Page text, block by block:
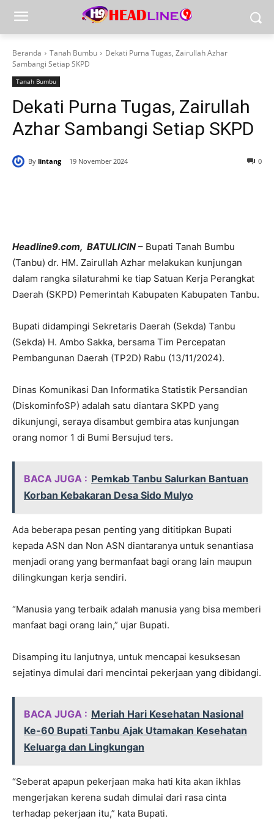
Beranda Tanah Bumbu
Dekati Purna Tugas, Zairullah Azhar
Sambangi Setiap SKPD
Tanah Bumbu
Dekati Purna Tugas, Zairullah
Azhar Sambangi Setiap SKPD
By lintang 19 November 2024 0
Headline9.com, BATULICIN – Bupati Tanah Bumbu
(Tanbu) dr. HM. Zairullah Azhar melakukan kunjungan
dalam rangka silaturahmi ke tiap Satuan Kerja Perangkat
Daerah (SKPD) Pemerintah Kabupaten Kabupaten Tanbu.
Bupati didampingi Sekretaris Daerah (Sekda) Tanbu
(Sekda) H. Ambo Sakka, bersama Tim Percepatan
Pembangunan Daerah (TP2D) Rabu (13/11/2024).
Dinas Komunikasi Dan Informatika Statistik Persandian
(DiskominfoSP) adalah satu diantara SKPD yang
dikunjungi, seraya disambut gembira atas kunjungan
orang nomor 1 di Bumi Bersujud ters.
BACA JUGA : Pemkab Tanbu Salurkan Bantuan
Korban Kebakaran Desa Sido Mulyo
Ada beberapa pesan penting yang dititipkan Bupati
kepada ASN dan Non ASN diantaranya untuk senantiasa
menjadi orang yang bermanfaat bagi orang lain maupun
dilingkungan kerja sendiri.
“Manusia yang terbaik adalah manusia yang bisa memberi
manfaat bagi orang lain,” ujar Bupati.
Disamping itu lanjutnya, untuk mencapai kesuksesan
sejatinya dimulai dari mencintai pekerjaan yang dibidangi.
BACA JUGA : Meriah Hari Kesehatan Nasional
Ke-60 Bupati Tanbu Ajak Utamakan Kesehatan
Keluarga dan Lingkungan
“Seberat apapun pekerjaan maka hati kita akan ikhlas
mengerjakan kerena sudah dimulai dari rasa cinta
terhadap pekerjaan itu,” kata Bupati.